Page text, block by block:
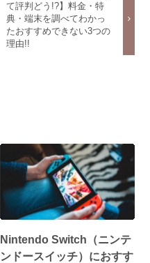
て評判どう!?】料金・特
典・端末を調べてわかっ
たおすすめできない3つの
理由!!
Nintendo Switch（ニンテ
ンドースイッチ）におすす